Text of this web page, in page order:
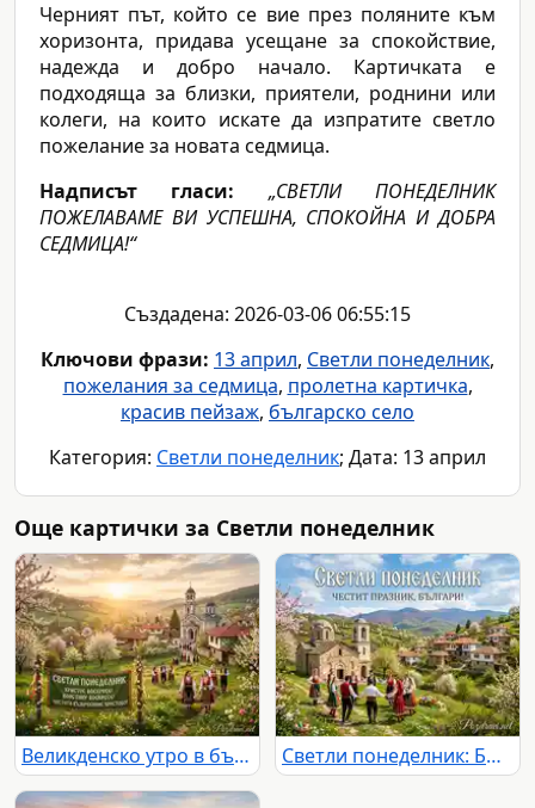
Черният път, който се вие през поляните към
хоризонта, придава усещане за спокойствие,
надежда и добро начало. Картичката е
подходяща за близки, приятели, роднини или
колеги, на които искате да изпратите светло
пожелание за новата седмица.
Надписът гласи:
„СВЕТЛИ ПОНЕДЕЛНИК
ПОЖЕЛАВАМЕ ВИ УСПЕШНА, СПОКОЙНА И ДОБРА
СЕДМИЦА!“
Създадена: 2026-03-06 06:55:15
Ключови фрази: 13 април, Светли понеделник,
пожелания за седмица, пролетна картичка,
красив пейзаж, българско село
Категория: Светли понеделник; Дата: 13 април
Още картички за Светли понеделник
Великденско утро в българско село: хора в носии, църква и цъфтяща природа. Светли понеделник: Български традиции, хоро и пролетен пейзаж